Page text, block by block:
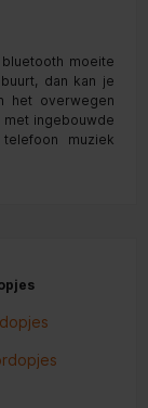
moeite
dan kan je
het overwegen
ingebouwde
muziek